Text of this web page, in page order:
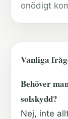
onödigt
Vanliga
Behöver
solskydd?
Nej, inte